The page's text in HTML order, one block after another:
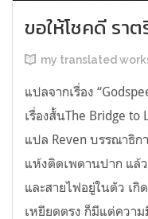
ขอให้โชคดี รา
my translated
แปลจากเรื่อง
เรื่องสั้นThe Bridge to
แปล Reven บรรณาธิ
แห้งติดเพดานปาก แล้
และสายไฟอยู่ในตัว เกิ
เหยียดตรง ก็มีแต่ควา